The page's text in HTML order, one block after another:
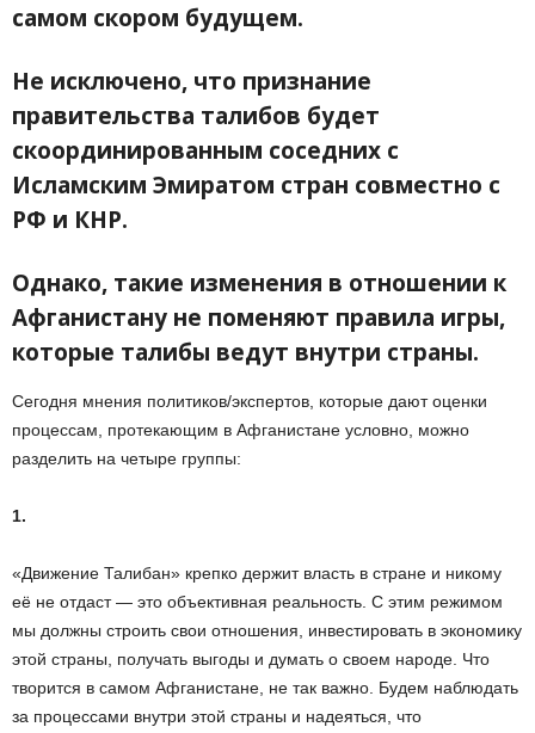
самом скором будущем.
Не исключено, что признание
правительства талибов будет
скоординированным соседних с
Исламским Эмиратом стран совместно с
РФ и КНР.
Однако, такие изменения в отношении к
Афганистану не поменяют правила игры,
которые талибы ведут внутри страны.
Сегодня мнения политиков/экспертов, которые дают оценки
процессам, протекающим в Афганистане условно, можно
разделить на четыре группы:
1.
«Движение Талибан» крепко держит власть в стране и никому
её не отдаст — это объективная реальность. С этим режимом
мы должны строить свои отношения, инвестировать в экономику
этой страны, получать выгоды и думать о своем народе. Что
творится в самом Афганистане, не так важно. Будем наблюдать
за процессами внутри этой страны и надеяться, что